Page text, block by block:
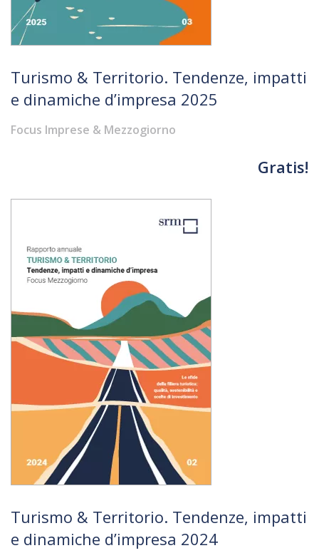
Turismo & Territorio. Tendenze, impatti
e dinamiche d’impresa 2025
Focus Imprese & Mezzogiorno
Gratis!
Turismo & Territorio. Tendenze, impatti
e dinamiche d’impresa 2024